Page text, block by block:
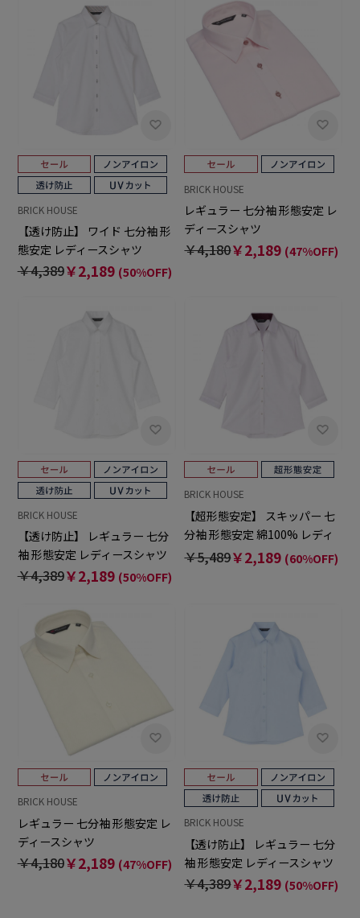
BRICK HOUSE
【透け防止】 ワイド 七分袖 形
態安定 レディースシャツ
￥4,389￥2,189 (50%OFF)
BRICK HOUSE
レギュラー 七分袖 形態安定 レ
ディースシャツ
￥4,180￥2,189 (47%OFF)
BRICK HOUSE
【透け防止】 レギュラー 七分
袖 形態安定 レディースシャツ
￥4,389￥2,189 (50%OFF)
BRICK HOUSE
【超形態安定】 スキッパー 七
分袖 形態安定 綿100% レディ
ースシャツ
￥5,489￥2,189 (60%OFF)
BRICK HOUSE
レギュラー 七分袖 形態安定 レ
ディースシャツ
￥4,180￥2,189 (47%OFF)
BRICK HOUSE
【透け防止】 レギュラー 七分
袖 形態安定 レディースシャツ
￥4,389￥2,189 (50%OFF)